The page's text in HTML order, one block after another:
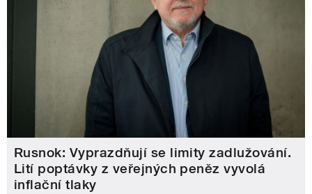
Rusnok: Vyprazdňují se limity zadlužování.
Lití poptávky z veřejných peněz vyvolá
inflační tlaky